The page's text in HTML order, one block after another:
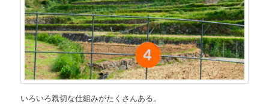
いろいろ親切な仕組みがたくさんある。